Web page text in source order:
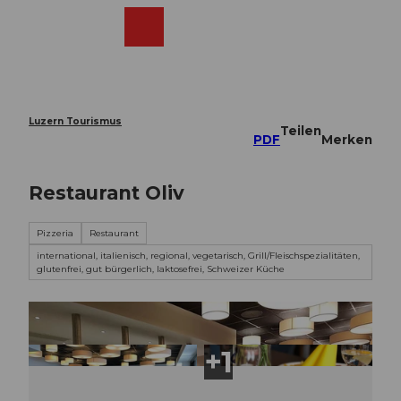
Luzern Tourismus
PDF
Teilen
Merken
Restaurant Oliv
Pizzeria
Restaurant
international, italienisch, regional, vegetarisch, Grill/Fleischspezialitäten,
glutenfrei, gut bürgerlich, laktosefrei, Schweizer Küche